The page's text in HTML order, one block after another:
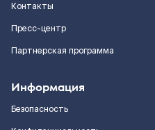
Контакты
Пресс-центр
Партнерская программа
Информация
Безопасность